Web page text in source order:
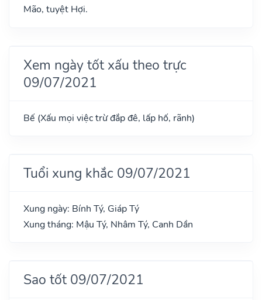
Mão, tuyệt Hợi.
Xem ngày tốt xấu theo trực
09/07/2021
Bế (Xấu mọi việc trừ đắp đê, lấp hố, rãnh)
Tuổi xung khắc 09/07/2021
Xung ngày: Bính Tý, Giáp Tý
Xung tháng: Mậu Tý, Nhâm Tý, Canh Dần
Sao tốt 09/07/2021